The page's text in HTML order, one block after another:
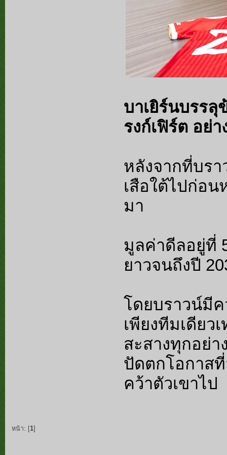
บาเยิร์นบรร
รงก์เฟิร์ต อย่
หลังจากที่บรา
เสือใต้ไปก่อน
มา
มูลค่าดีลอยู่ที่
ยาวจนถึงปี
โดยบราวน์มีค
เพียงทีมเดียว
สะสางทุกอย่
ปัดตกโอกาส
คว้าตัวเขาไป
หน้า: [1]